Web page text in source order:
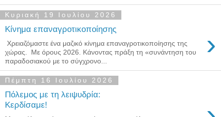
Κυριακή 19 Ιουλίου 2026
Κίνημα επαναγροτικοποίησης ›
​ Χρειαζόμαστε ένα μαζικό κίνημα επαναγροτικοποίησης της
χώρας. Με όρους 2026. Κάνοντας πράξη τη «συνάντηση του
παραδοσιακού με το σύγχρονο...
Πέμπτη 16 Ιουλίου 2026
Πόλεμος με τη λειψυδρία:
Κερδίσαμε!